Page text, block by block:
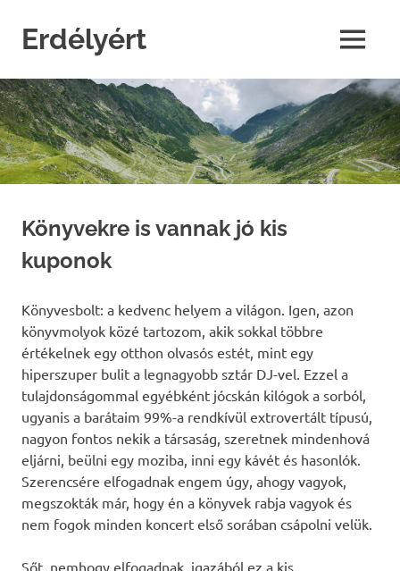
contentErdélyért MENU
Könyvekre is vannak jó kis
kuponok
Könyvesbolt: a kedvenc helyem a világon. Igen, azon
könyvmolyok közé tartozom, akik sokkal többre
értékelnek egy otthon olvasós estét, mint egy
hiperszuper bulit a legnagyobb sztár DJ-vel. Ezzel a
tulajdonságommal egyébként jócskán kilógok a sorból,
ugyanis a barátaim 99%-a rendkívül extrovertált típusú,
nagyon fontos nekik a társaság, szeretnek mindenhová
eljárni, beülni egy moziba, inni egy kávét és hasonlók.
Szerencsére elfogadnak engem úgy, ahogy vagyok,
megszokták már, hogy én a könyvek rabja vagyok és
nem fogok minden koncert első sorában csápolni velük.
Sőt, nemhogy elfogadnak, igazából ez a kis